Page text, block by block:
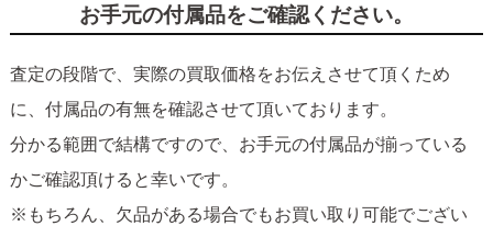
お手元の付属品をご確認ください。
査定の段階で、実際の買取価格をお伝えさせて頂くため
に、付属品の有無を確認させて頂いております。
分かる範囲で結構ですので、お手元の付属品が揃っている
かご確認頂けると幸いです。
※もちろん、欠品がある場合でもお買い取り可能でござい